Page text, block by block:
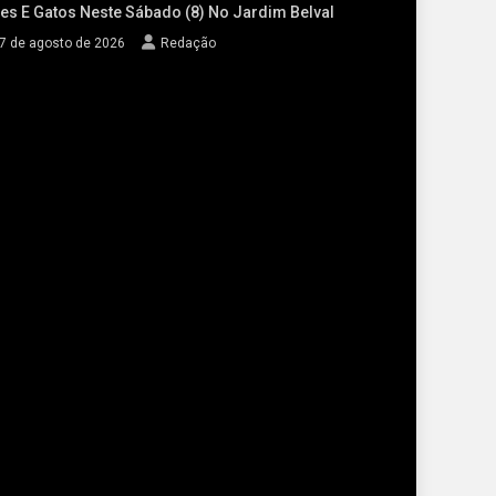
E Gatos Neste Sábado (8) No Jardim Belval
de agosto de 2026 Redação